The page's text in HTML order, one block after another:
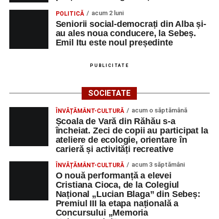
„O mare familie, o comunitate pentru trup, minte și suflet,
un mod de a lua o gură de aer într-un bombardament
informatic, mediatic și psihologic.”(Prof. Boncea Niculina
apoi în viața noastră, modul de adresare, tonul și gestica
sunt vitale.”
(Prof. Ciura Marinela)
Privind spre ediția următoare
În încheierea evenimentului, organizatorii au anunțat tema
ediției din 2027, dedicată relației dintre caracter, valori și
educație. După trei ediții care au abordat comunicarea
didactică, dinamica diferențelor, participarea și luarea
deciziilor, comunitatea Sinaxa Educațională își propune
să revină la întrebările fundamentale despre valorile care
POLITICĂ acum 2 luni
Seniorii social-democrați din Alba și-
au ales noua conducere, la Sebeș.
Emil Itu este noul președinte
PUBLICITATE
SOCIETATE
ÎNVĂȚĂMÂNT-CULTURĂ acum o săptămână
Școala de Vară din Răhău s-a
încheiat. Zeci de copii au participat la
ateliere de ecologie, orientare în
carieră și activități recreative
ÎNVĂȚĂMÂNT-CULTURĂ acum 3 săptămâni
O nouă performanță a elevei
Cristiana Cioca, de la Colegiul
Național „Lucian Blaga” din Sebeș:
Premiul III la etapa națională a
Concursului „Memoria